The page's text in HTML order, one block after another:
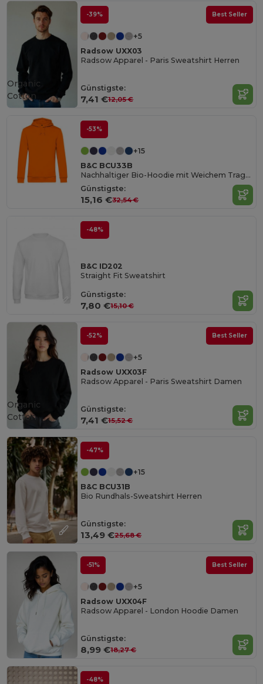
-39% Best Seller
+5
Radsow UXX03
Radsow Apparel - Paris Sweatshirt Herren
Günstigste:
7,41 €12,05 €
Organic
Cotton
-53%
+15
B&C BCU33B
Nachhaltiger Bio-Hoodie mit Weichem Tragekomfort
Günstigste:
15,16 €32,54 €
-48%
B&C ID202
Straight Fit Sweatshirt
Günstigste:
7,80 €15,10 €
-52% Best Seller
+5
Radsow UXX03F
Radsow Apparel - Paris Sweatshirt Damen
Günstigste:
7,41 €15,52 €
Organic
Cotton
-47%
+15
B&C BCU31B
Bio Rundhals-Sweatshirt Herren
Günstigste:
13,49 €25,68 €
-51% Best Seller
+5
Radsow UXX04F
Radsow Apparel - London Hoodie Damen
Günstigste:
8,99 €18,27 €
-48%